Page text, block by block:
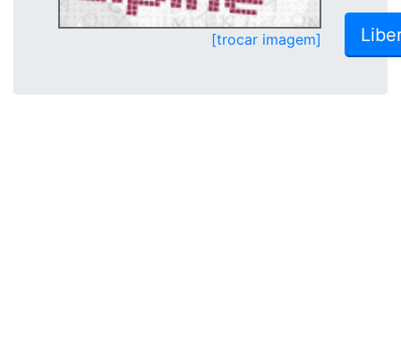
[trocar imagem]